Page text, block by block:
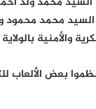
محمد محمود
والأمنية
بعض الألعاب